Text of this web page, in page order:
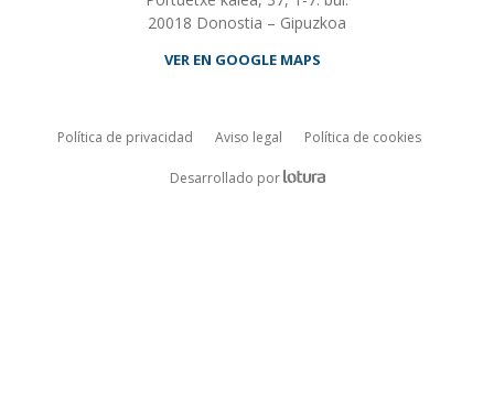
20018 Donostia – Gipuzkoa
VER EN GOOGLE MAPS
Política de privacidad Aviso legal Política de cookies
Desarrollado porALDEE.com Empresa de